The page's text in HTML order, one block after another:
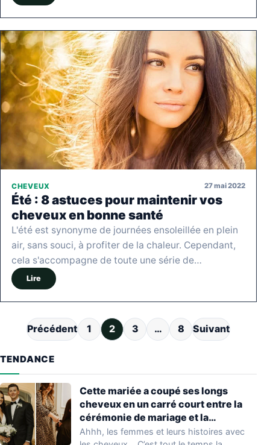
CHEVEUX 27 mai 2022
Été : 8 astuces pour maintenir vos
cheveux en bonne santé
L'été est synonyme de journées ensoleillée en plein
air, sans souci, à profiter de la chaleur. Cependant,
cela s'accompagne de toute une série de…
Lire
Pagination des publications
Précédent 1 2 3 … 8 Suivant
TENDANCE
Cette mariée a coupé ses longs
cheveux en un carré court entre la
cérémonie de mariage et la
réception. Le résultat est
Ahhh, les femmes et leurs histoires avec